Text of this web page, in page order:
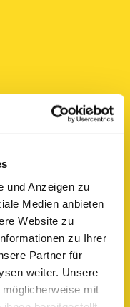
und Anzeigen zu
Medien anbieten
Website zu
zu Ihrer
Partner für
weiter. Unsere
mit